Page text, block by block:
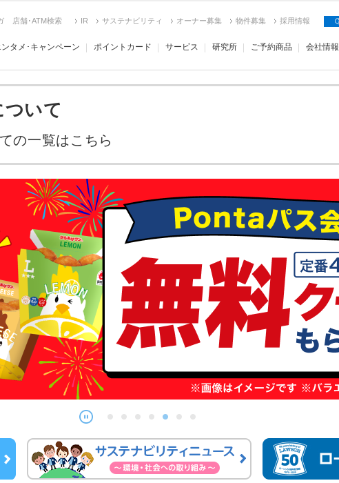
店舗･ATM検索 IR サステナビリティ オーナー募集 物件募集 採用情報
ンタメ･キャンペーン ポイントカード サービス 研究所 ご予約商品 会社情報
いて
の一覧はこちら